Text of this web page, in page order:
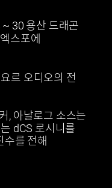
30 용산 드래곤
스포에
르 오디오의 전
, 아날로그 소스는
dCS 로시니를
수를 전해